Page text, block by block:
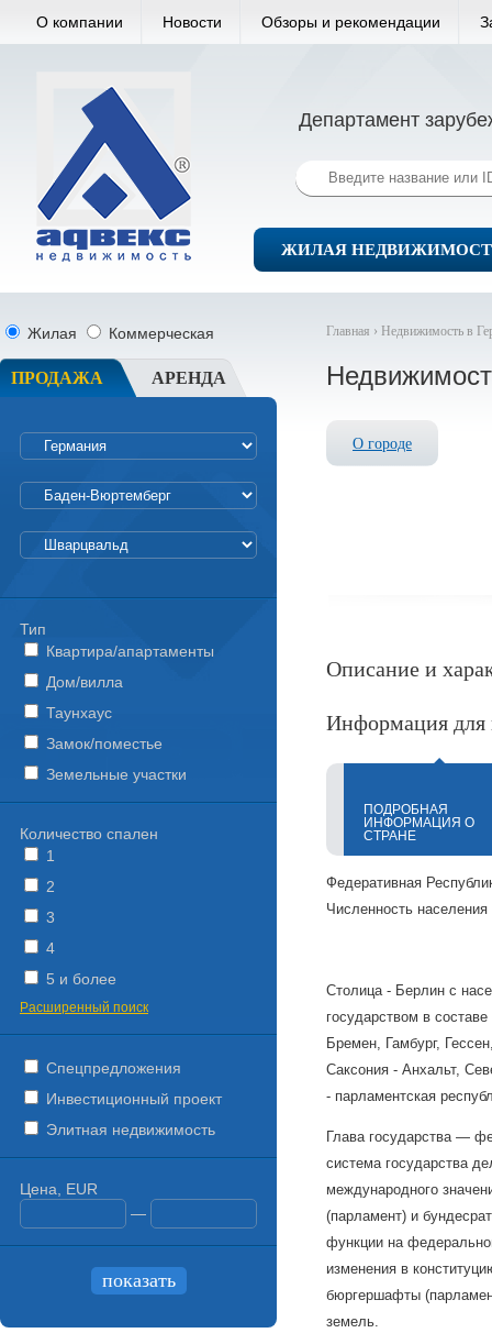
О компании Новости Обзоры и рекомендации
Департамент
ЖИЛАЯ
Главная › Недвижимость в
О городе
Описание и
Информация для
ПОДРОБНАЯ
ИНФОРМАЦИЯ О
СТРАНЕ
Федеративная
Численность
Столица - Берлин с
государством в
Бремен, Гамбург,
Саксония - Анхальт,
- парламентская
Глава государства —
система государства
международного
(парламент) и
функции на
изменения в
бюргершафты
земель.
Жилая Коммерческая
ПРОДАЖА АРЕНДА
Тип
Квартира/апартаменты
Дом/вилла
Таунхаус
Замок/поместье
Земельные участки
Количество спален
1
2
3
4
5 и более
Расширенный поиск
Спецпредложения
Инвестиционный проект
Элитная недвижимость
Цена, EUR
—